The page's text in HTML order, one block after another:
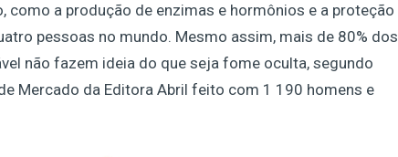
a produção de enzimas e hormônios e a proteção
pessoas no mundo. Mesmo assim, mais de 80% dos
não fazem ideia do que seja fome oculta, segundo
Mercado da Editora Abril feito com 1 190 homens e